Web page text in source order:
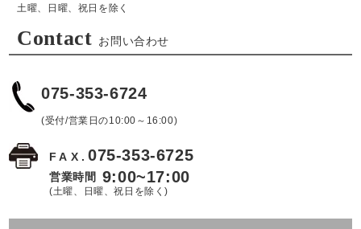
土曜、日曜、祝日を除く
Contact お問い合わせ
075-353-6724
(受付/営業日の10:00～16:00)
FAX.075-353-6725
営業時間 9:00~17:00
(土曜、日曜、祝日を除く)